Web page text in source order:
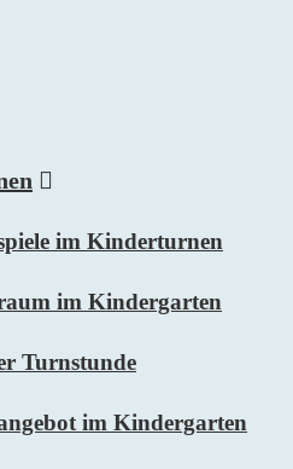
im Kinderturnen
im Kindergarten
Turnstunde
im Kindergarten